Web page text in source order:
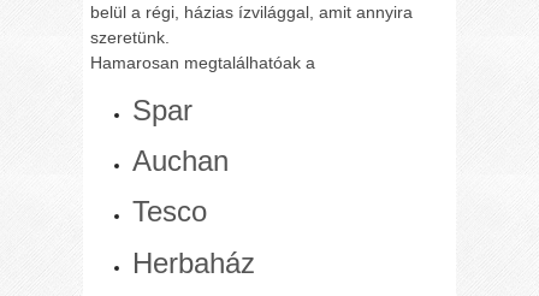
belül a régi, házias ízvilággal, amit annyira
szeretünk.
Hamarosan megtalálhatóak a
Spar
Auchan
Tesco
Herbaház